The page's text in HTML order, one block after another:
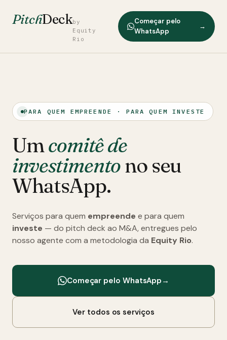
PitchDeckby
Equity
Rio
Começar pelo
WhatsApp
→
PARA QUEM EMPREENDE · PARA QUEM INVESTE
Umcomitê de
investimentono seu
WhatsApp.
Serviços para quem empreende e para quem
investe — do pitch deck ao M&A, entregues pelo
nosso agente com a metodologia da Equity Rio.
Começar pelo WhatsApp →
Ver todos os serviços